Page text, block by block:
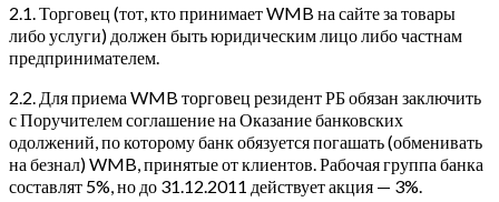
2.1. Торговец (тот, кто принимает WMB на сайте за товары
либо услуги) должен быть юридическим лицо либо частнам
предпринимателем.
2.2. Для приема WMB торговец резидент РБ обязан заключить
с Поручителем соглашение на Оказание банковских
одолжений, по которому банк обязуется погашать (обменивать
на безнал) WMB, принятые от клиентов. Рабочая группа банка
составлят 5%, но до 31.12.2011 действует акция — 3%.